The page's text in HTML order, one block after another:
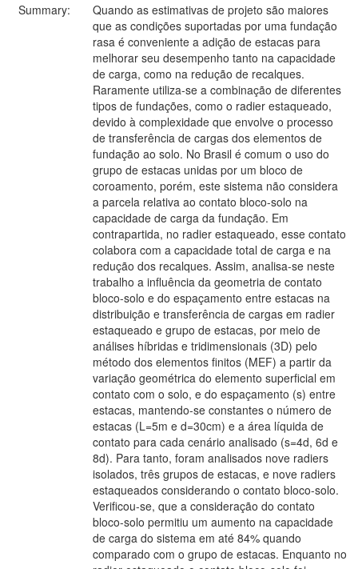
Summary:
Quando as estimativas de projeto são maiores
que as condições suportadas por uma fundação
rasa é conveniente a adição de estacas para
melhorar seu desempenho tanto na capacidade
de carga, como na redução de recalques.
Raramente utiliza-se a combinação de diferentes
tipos de fundações, como o radier estaqueado,
devido à complexidade que envolve o processo
de transferência de cargas dos elementos de
fundação ao solo. No Brasil é comum o uso do
grupo de estacas unidas por um bloco de
coroamento, porém, este sistema não considera
a parcela relativa ao contato bloco-solo na
capacidade de carga da fundação. Em
contrapartida, no radier estaqueado, esse contato
colabora com a capacidade total de carga e na
redução dos recalques. Assim, analisa-se neste
trabalho a influência da geometria de contato
bloco-solo e do espaçamento entre estacas na
distribuição e transferência de cargas em radier
estaqueado e grupo de estacas, por meio de
análises híbridas e tridimensionais (3D) pelo
método dos elementos finitos (MEF) a partir da
variação geométrica do elemento superficial em
contato com o solo, e do espaçamento (s) entre
estacas, mantendo-se constantes o número de
estacas (L=5m e d=30cm) e a área líquida de
contato para cada cenário analisado (s=4d, 6d e
8d). Para tanto, foram analisados nove radiers
isolados, três grupos de estacas, e nove radiers
estaqueados considerando o contato bloco-solo.
Verificou-se, que a consideração do contato
bloco-solo permitiu um aumento na capacidade
de carga do sistema em até 84% quando
comparado com o grupo de estacas. Enquanto no